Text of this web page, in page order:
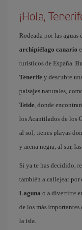
¡Hola,
Rodeada por las
archipiélago canario
turísticos de España.
Tenerife y descubre
paisajes naturales,
Teide, donde
los Acantilados de los
al sol, tienes playas
y arena negra, al sur,
Si ya te has decidido,
también a callejear por
Laguna o a divertirte
de los más
la isla.